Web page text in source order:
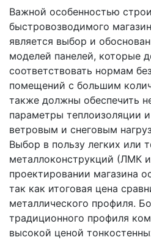
Важной особенностью
быстровозводимого
является выбор и
моделей панелей, которые
соответствовать нормам
помещений с большим
также должны обеспечить
параметры теплоизоляции
ветровым и снеговым
Выбор в пользу легких или
металлоконструкций (ЛМК
проектировании магазина
так как итоговая цена
металлического профиля.
традиционного профиля
высокой ценой